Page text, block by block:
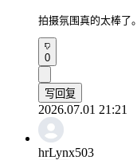
拍摄氛围真的太棒了。
0
写回复
2026.07.01 21:21
hrLynx503